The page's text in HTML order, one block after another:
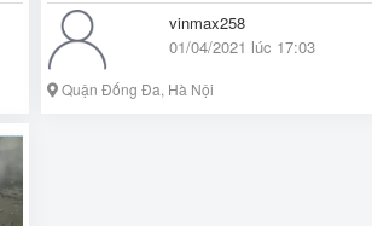
vinmax258
01/04/2021 lúc 17:03
Quận Đống Đa, Hà Nội